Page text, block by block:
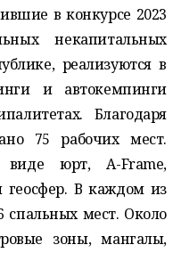
в конкурсе 2023
некапитальных
реализуются в
и автокемпинги
Благодаря
75 рабочих мест.
юрт, A-Frame,
геосфер. В каждом из
спальных мест. Около
зоны, мангалы,